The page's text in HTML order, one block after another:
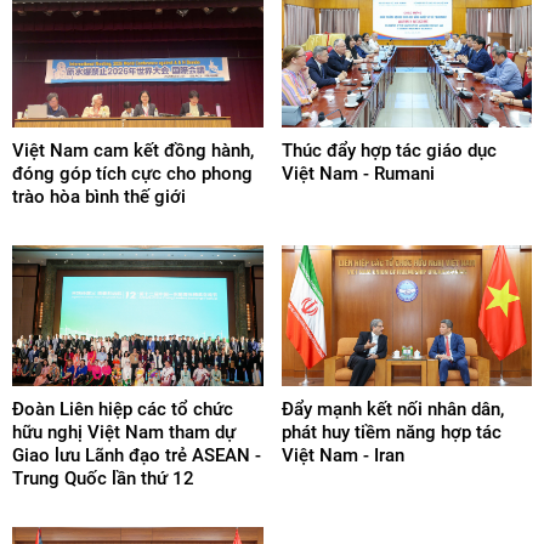
- Hội Hữu nghị Việt Nam – Lào thành phố Hà Nội
- Hội Hữu nghị Việt Nam – Lào tỉnh Hưng Yên
- Hội Hữu nghị Việt Nam – Lào thành phố Hải Phòng
- Hội Hữu nghị Việt Nam – Lào tỉnh Nghệ An
- Hội Hữu nghị Việt Nam – Lào tỉnh Thanh Hóa
- Hội Hữu nghị Việt Nam – Lào tỉnh Lào Cai
- Hội Hữu nghị Việt Nam – Lào tỉnh Phú Thọ
- Hội Hữu nghị Việt Nam – Lào tỉnh Sơn La
- Hội Hữu nghị Việt Nam – Lào tỉnh Tuyên Quang
- Hội Hữu nghị Việt Nam – Lào tỉnh Điện Biên
- Hội Hữu nghị Việt Nam – Lào thành phố Đà Nẵng
- Hội Hữu nghị Việt Nam – Lào tỉnh Gia Lai
Việt Nam cam kết đồng hành,
đóng góp tích cực cho phong
trào hòa bình thế giới
Thúc đẩy hợp tác giáo dục
Việt Nam - Rumani
Đoàn Liên hiệp các tổ chức
hữu nghị Việt Nam tham dự
Giao lưu Lãnh đạo trẻ ASEAN -
Trung Quốc lần thứ 12
Đẩy mạnh kết nối nhân dân,
phát huy tiềm năng hợp tác
Việt Nam - Iran